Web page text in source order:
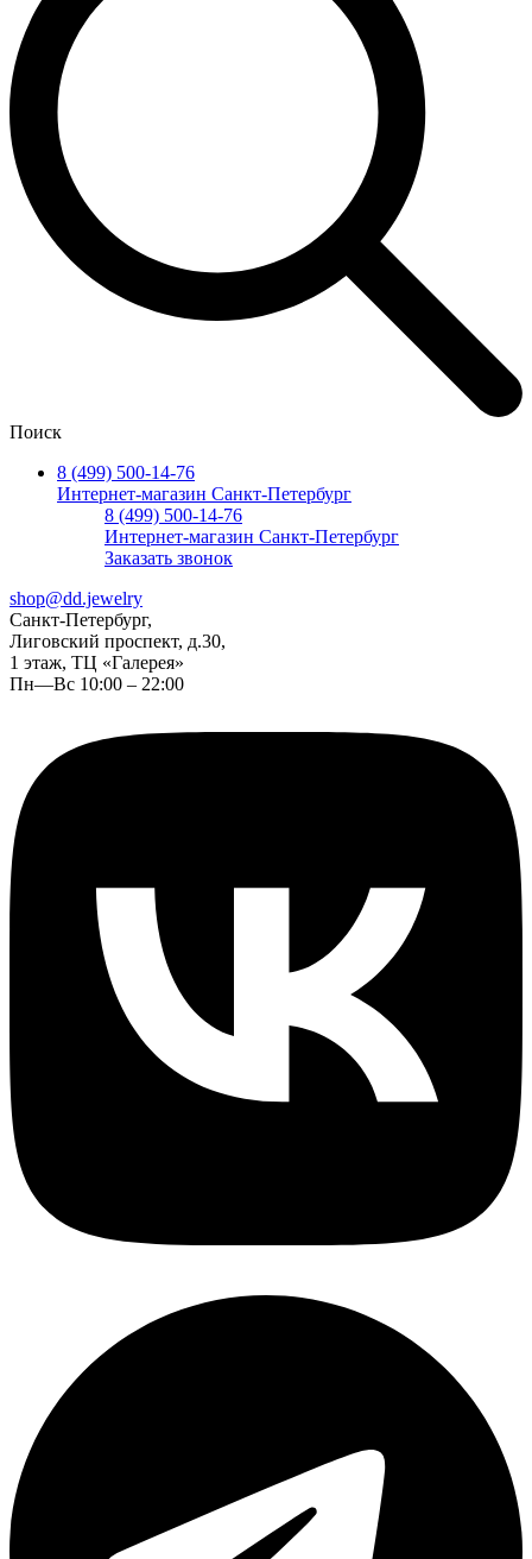
Поиск
8 (499) 500-14-76
Интернет-магазин Санкт-Петербург
8 (499) 500-14-76
Интернет-магазин Санкт-Петербург
Заказать звонок
shop@dd.jewelry
Санкт-Петербург,
Лиговский проспект, д.30,
1 этаж, ТЦ «Галерея»
Пн—Вс 10:00 – 22:00